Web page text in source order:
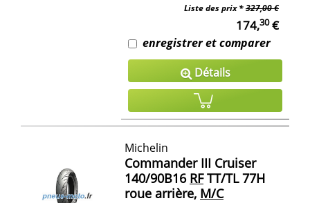
Liste des prix *327,00 €
174,30€
enregistrer et comparer
Détails
Michelin
Commander III Cruiser
140/90B16 RFTT/TL 77H
roue arrière, M/C